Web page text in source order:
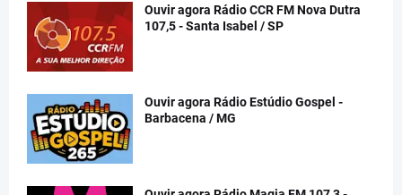
Ouvir agora Rádio CCR FM Nova Dutra
107,5 - Santa Isabel / SP
Ouvir agora Rádio Estúdio Gospel -
Barbacena / MG